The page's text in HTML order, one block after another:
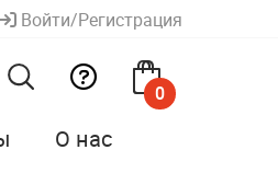
Войти/Регистрация
0
О нас